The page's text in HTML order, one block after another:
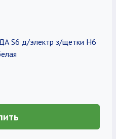
S6 д/электр з/щетки Н6